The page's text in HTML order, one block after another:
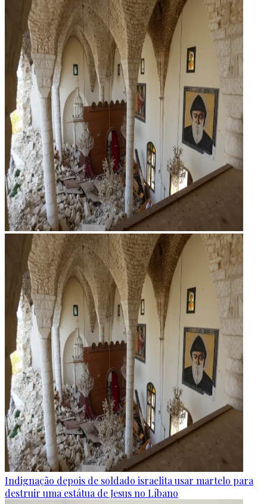
Indignação depois de soldado israelita usar martelo para
destruir uma estátua de Jesus no Líbano